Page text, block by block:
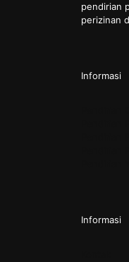
pendirian
perizinan
Informasi
Informasi